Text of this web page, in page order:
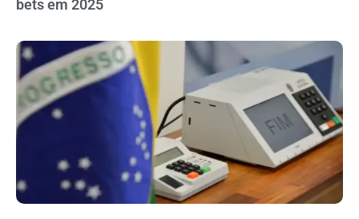
bets em 2025